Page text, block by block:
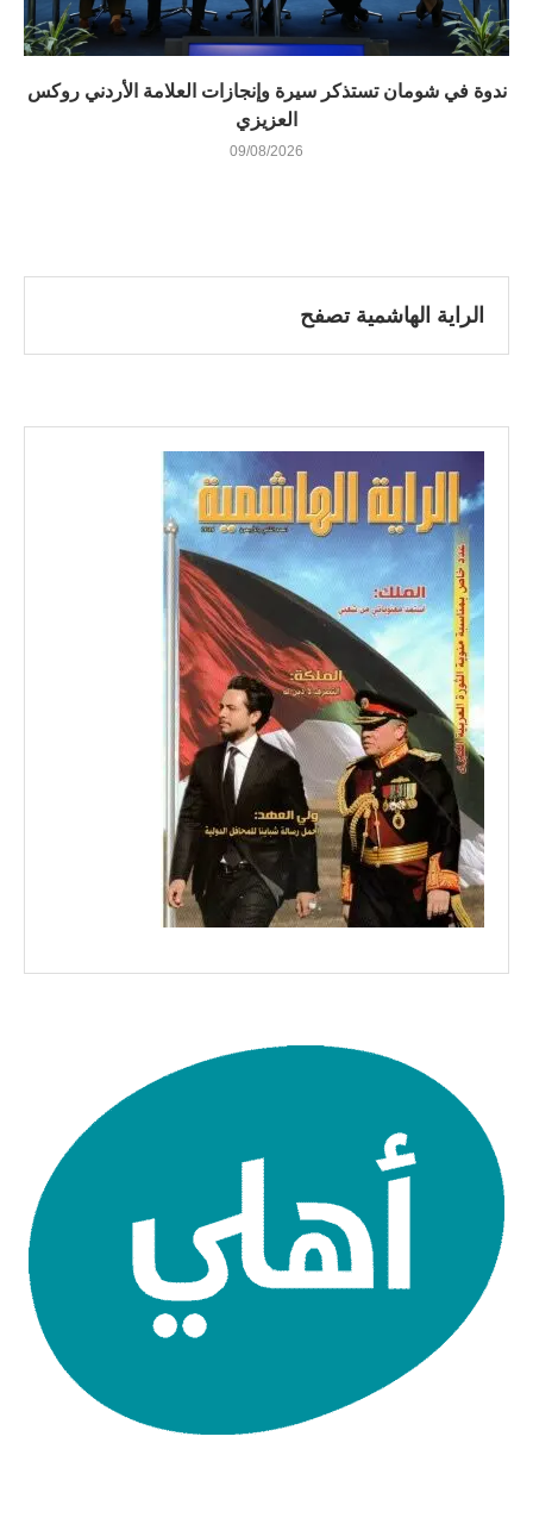
ندوة في شومان تستذكر سيرة وإنجازات العلامة الأردني روكس
العزيزي
09/08/2026
الراية الهاشمية تصفح